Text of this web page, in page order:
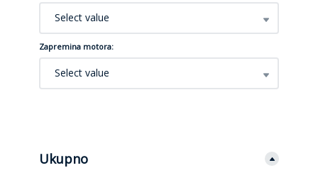
Select value
Zapremina motora:
Select value
Ukupno